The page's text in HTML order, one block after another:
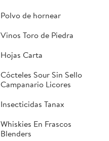
Polvo de hornear
Vinos Toro de Piedra
Hojas Carta
Cócteles Sour Sin Sello
Campanario Licores
Insecticidas Tanax
Whiskies En Frascos
Blenders